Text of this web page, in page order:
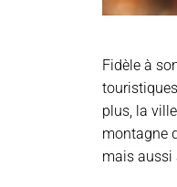
Fidèle à
plus, la
montagne
mais aussi